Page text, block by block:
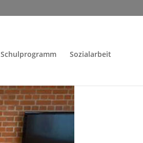
Schulprogramm Sozialarbeit